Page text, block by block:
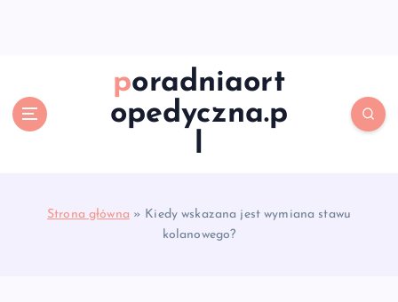
poradniaort
opedyczna.p
l
Strona główna » Kiedy wskazana jest wymiana stawu
kolanowego?